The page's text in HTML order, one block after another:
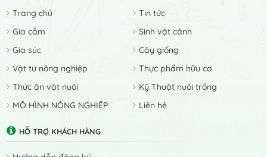
Trang chủ
Tin tức
Gia cầm
Sinh vật cảnh
Gia súc
Cây giống
Vật tư nông nghiệp
Thực phẩm hữu cơ
Thức ăn vật nuôi
Kỹ Thuật nuôi trồng
MÔ HÌNH NÔNG NGHIỆP
Liên hệ
HỖ TRỢ KHÁCH HÀNG